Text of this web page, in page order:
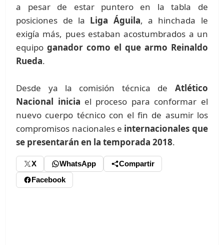
a pesar de estar puntero en la tabla de
posiciones de la Liga Águila, a hinchada le
exigía más, pues estaban acostumbrados a un
equipoganador como el que armo Reinaldo
Rueda.
Desde ya la comisión técnica de Atlético
Nacional inicia el proceso para conformar el
nuevo cuerpo técnico con el fin de asumir los
compromisos nacionales e internacionales que
se presentarán en la temporada 2018.
X WhatsApp
Compartir
Facebook